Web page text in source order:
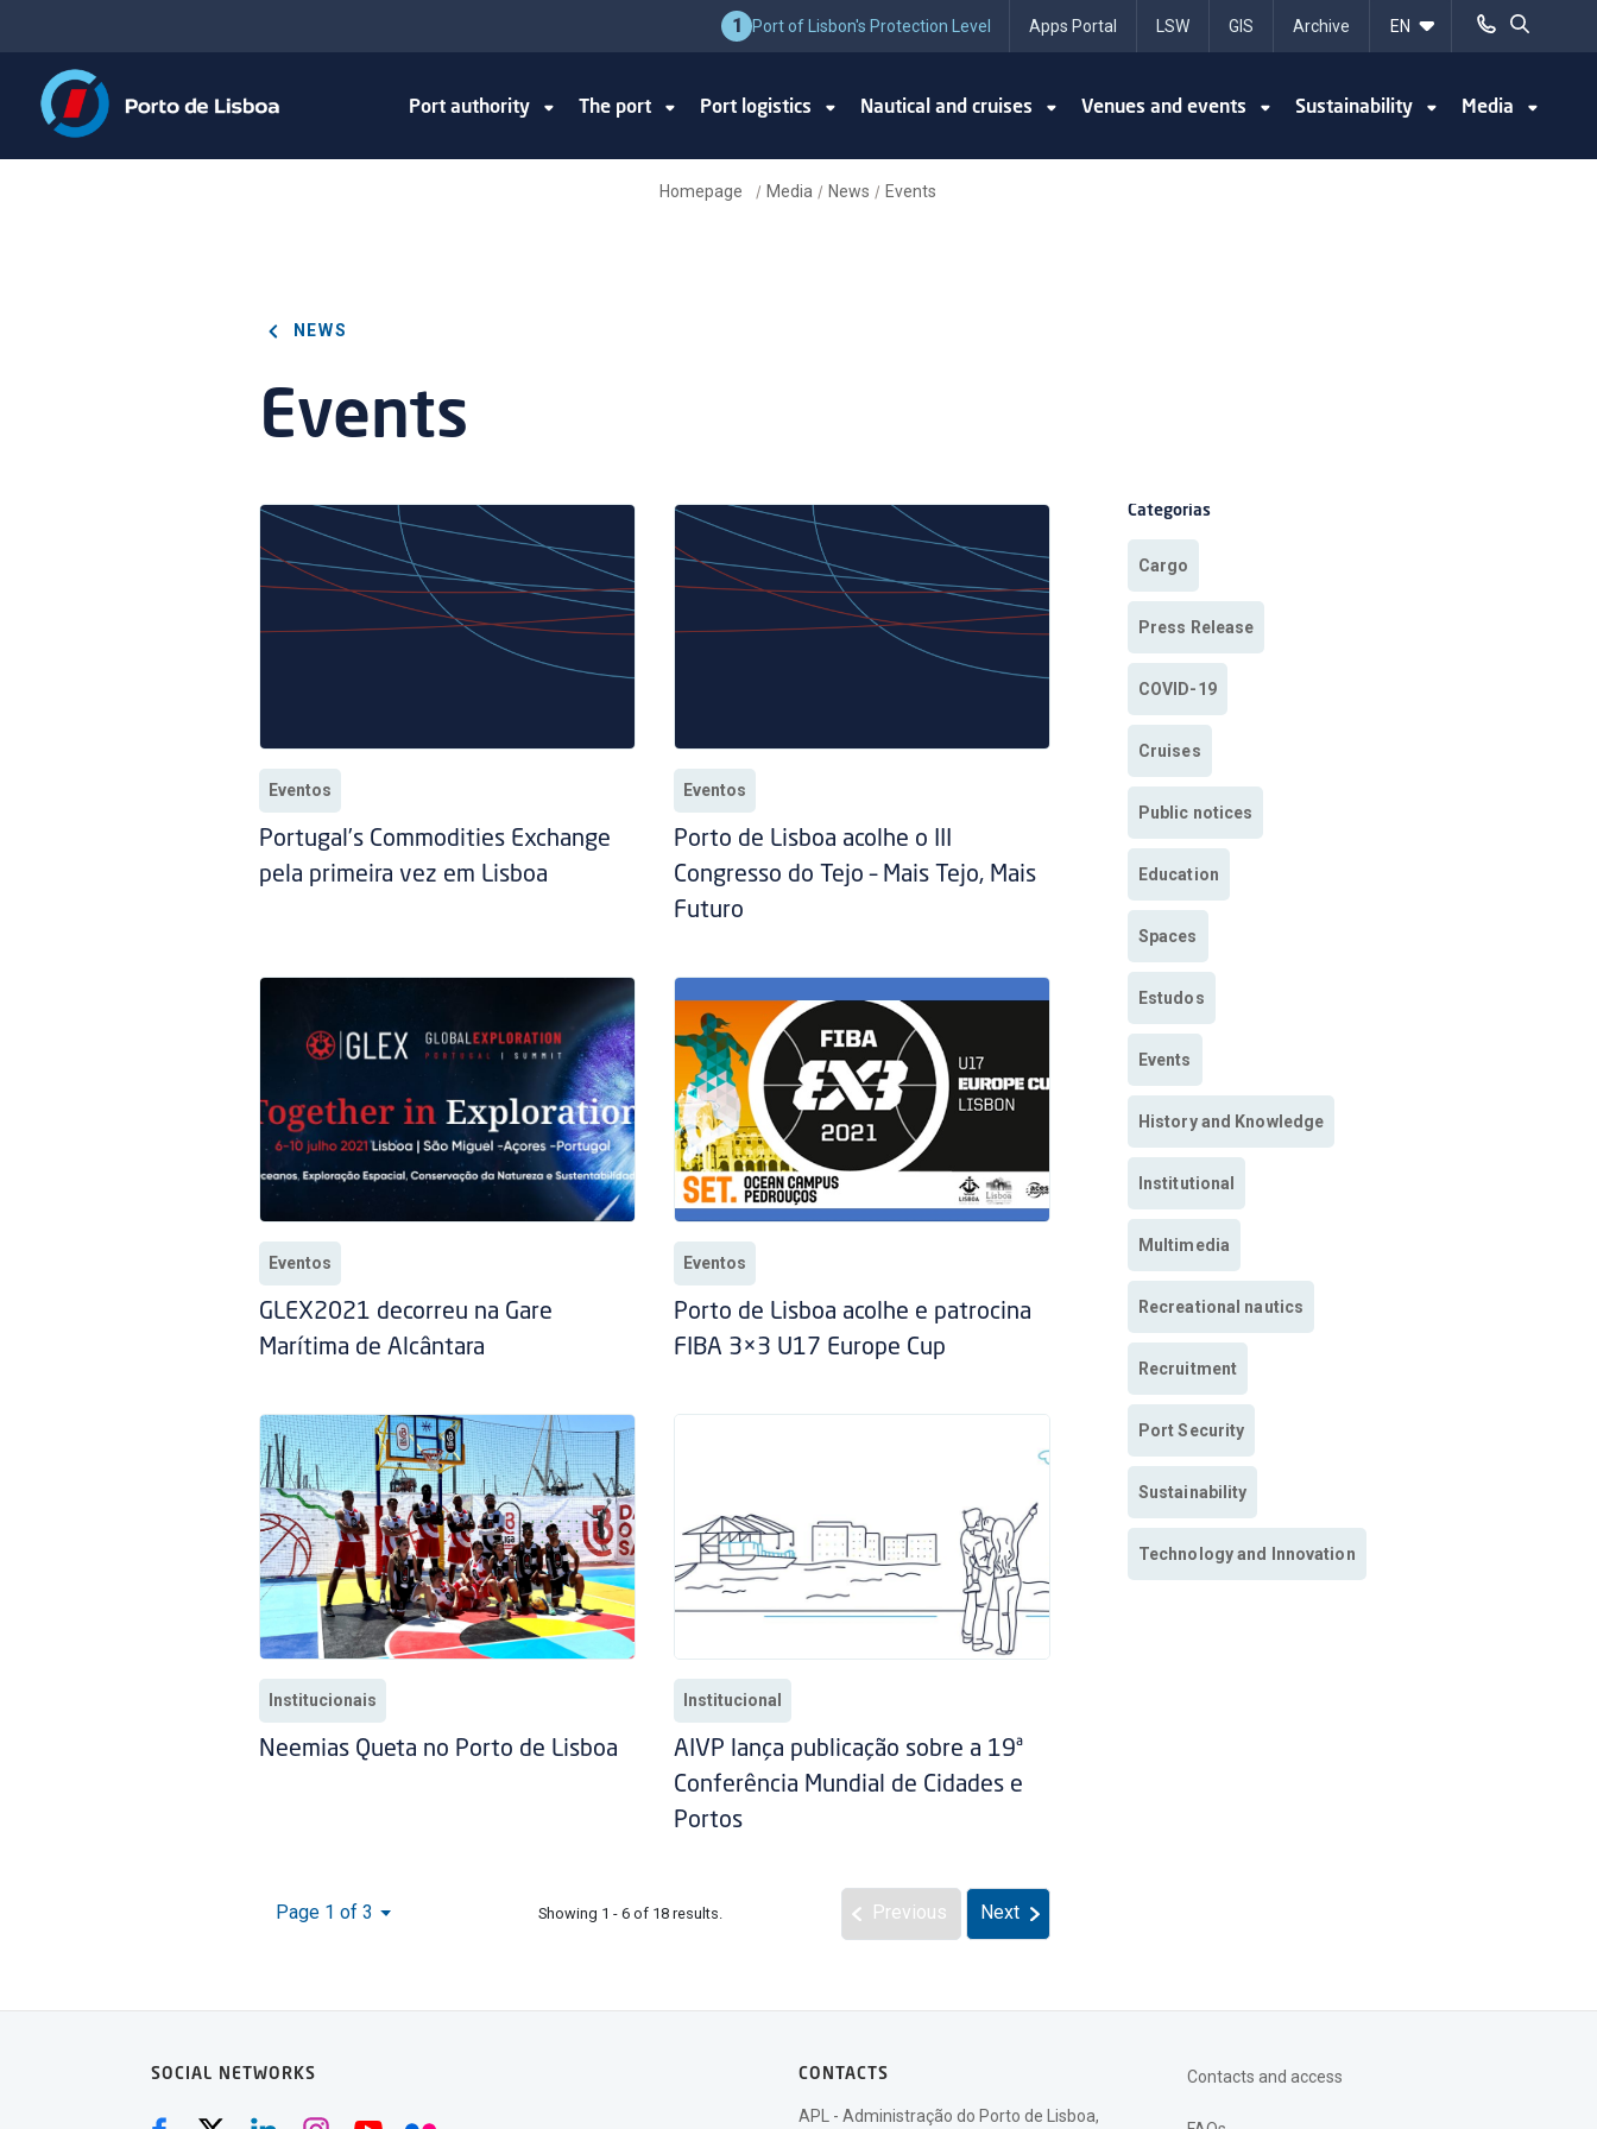
1 Port of Lisbon's Protection Level Apps Portal LSW GIS Archive
Port authority The port Port logistics Nautical and cruises Venues and events Sustainability Media
Homepage / Media / News / Events
NEWS
Events
Eventos
Portugal’s Commodities Exchange
pela primeira vez em Lisboa
Eventos
Porto de Lisboa acolhe o III
Congresso do Tejo – Mais Tejo, Mais
Futuro
Eventos
GLEX2021 decorreu na Gare
Marítima de Alcântara
Eventos
Porto de Lisboa acolhe e patrocina
FIBA 3×3 U17 Europe Cup
Institucionais
Neemias Queta no Porto de Lisboa
Institucional
AIVP lança publicação sobre a 19ª
Conferência Mundial de Cidades e
Portos
Page 1 of 3 Showing 1 - 6 of 18 results. Previous Next
Categorias
Cargo
Press Release
COVID-19
Cruises
Public notices
Education
Spaces
Estudos
Events
History and Knowledge
Institutional
Multimedia
Recreational nautics
Recruitment
Port Security
Sustainability
Technology and Innovation
SOCIAL NETWORKS CONTACTS
APL - Administração do Porto de Lisboa,
Contacts and access